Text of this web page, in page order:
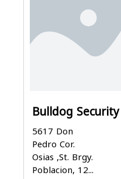
Bulldog
5617 Don
Pedro Cor.
Osias ,St. Brgy.
Poblacion, 12...